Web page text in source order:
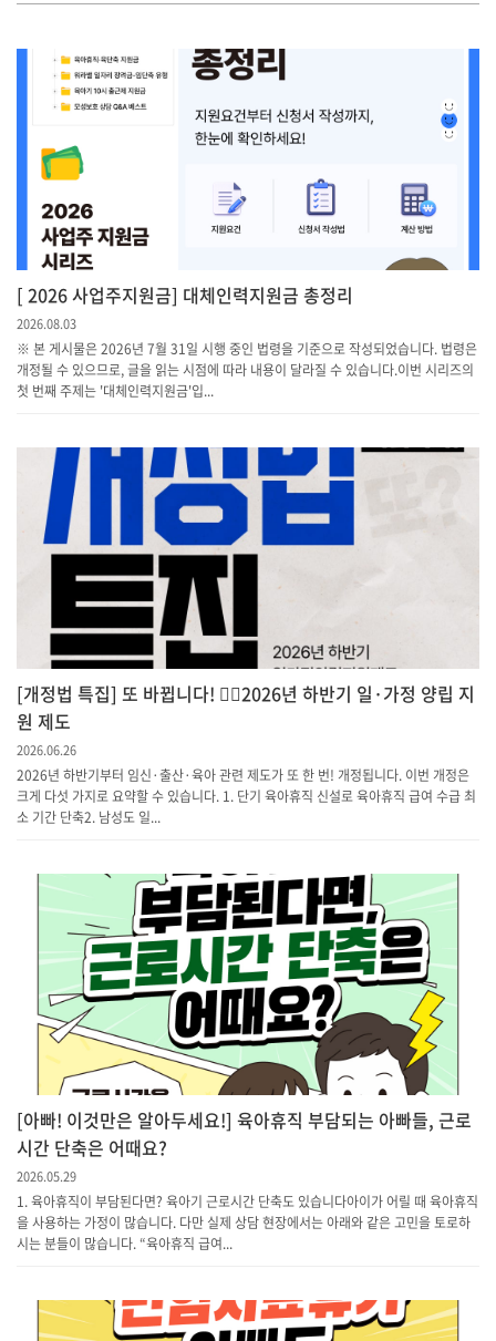
[ 2026 사업주지원금] 대체인력지원금 총정리
2026.08.03
※ 본 게시물은 2026년 7월 31일 시행 중인 법령을 기준으로 작성되었습니다. 법령은
개정될 수 있으므로, 글을 읽는 시점에 따라 내용이 달라질 수 있습니다.이번 시리즈의
첫 번째 주제는 '대체인력지원금'입...
[개정법 특집] 또 바뀝니다! 💁‍♀️2026년 하반기 일·가정 양립 지
원 제도
2026.06.26
2026년 하반기부터 임신·출산·육아 관련 제도가 또 한 번! 개정됩니다. 이번 개정은
크게 다섯 가지로 요약할 수 있습니다. 1. 단기 육아휴직 신설로 육아휴직 급여 수급 최
소 기간 단축​2. 남성도 일...
[아빠! 이것만은 알아두세요!] 육아휴직 부담되는 아빠들, 근로
시간 단축은 어때요?
2026.05.29
1. 육아휴직이 부담된다면? 육아기 근로시간 단축도 있습니다아이가 어릴 때 육아휴직
을 사용하는 가정이 많습니다. 다만 실제 상담 현장에서는 아래와 같은 고민을 토로하
시는 분들이 많습니다. “육아휴직 급여...